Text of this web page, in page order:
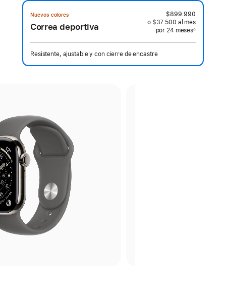
Nuevos colores
Correa deportiva
$899.990
o $37.500 al mes
por 24 mesesmeses
Nota a pie de página
∆
Resistente, ajustable y con cierre de encastre